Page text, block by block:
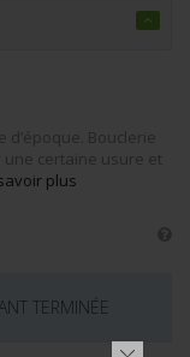
Bouclerie
certaine usure et
plus
TERMINÉE